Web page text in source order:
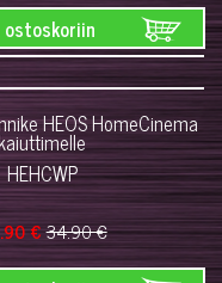
HEOS HomeCinema
HEHCWP
€34.90 €